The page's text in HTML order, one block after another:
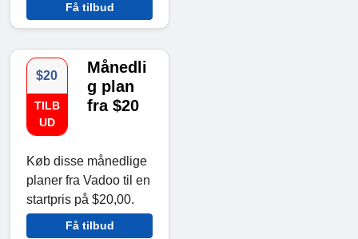
Få tilbud
$20
TILB
UD
Månedli
g plan
fra $20
Køb disse månedlige
planer fra Vadoo til en
startpris på $20,00.
Få tilbud